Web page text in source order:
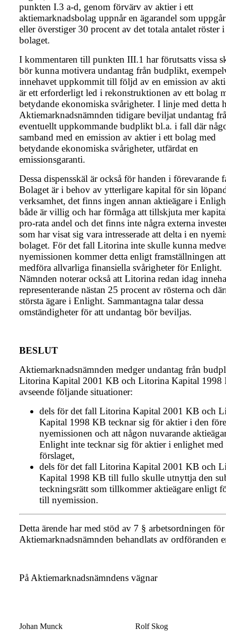
punkten I.3 a-d, genom förvärv av aktier i ett
aktiemarknadsbolag uppnår en ägarandel som
eller överstiger 30 procent av det totala antalet röster i
bolaget.
I kommentaren till punkten III.1 har förutsatts vissa
bör kunna motivera undantag från budplikt,
innehavet uppkommit till följd av en emission av
är ett erforderligt led i rekonstruktionen av ett bolag
betydande ekonomiska svårigheter. I linje med detta
Aktiemarknadsnämnden tidigare beviljat undantag
eventuellt uppkommande budplikt bl.a. i fall där
samband med en emission av aktier i ett bolag med
betydande ekonomiska svårigheter, utfärdat en
emissionsgaranti.
Dessa dispensskäl är också för handen i förevarande
Bolaget är i behov av ytterligare kapital för sin
verksamhet, det finns ingen annan aktieägare i
både är villig och har förmåga att tillskjuta mer
pro-rata andel och det finns inte några externa
som har visat sig vara intresserade att delta i en
bolaget. För det fall Litorina inte skulle kunna
nyemissionen kommer detta enligt framställningen att
medföra allvarliga finansiella svårigheter för Enlight.
Nämnden noterar också att Litorina redan idag
representerande nästan 25 procent av rösterna och
största ägare i Enlight. Sammantagna talar dessa
omständigheter för att undantag bör beviljas.
BESLUT
Aktiemarknadsnämnden medger undantag från
Litorina Kapital 2001 KB och Litorina Kapital 1998
avseende följande situationer:
dels för det fall Litorina Kapital 2001 KB och
Kapital 1998 KB tecknar sig för aktier i den
nyemissionen och att någon nuvarande
Enlight inte tecknar sig för aktier i enlighet med
förslaget,
dels för det fall Litorina Kapital 2001 KB och
Kapital 1998 KB till fullo skulle utnyttja den
teckningsrätt som tillkommer aktieägare enligt
till nyemission.
Detta ärende har med stöd av 7 § arbetsordningen för
Aktiemarknadsnämnden be­handlats av ordföranden
På Aktiemarknadsnämndens vägnar
Johan Munck Rolf Skog